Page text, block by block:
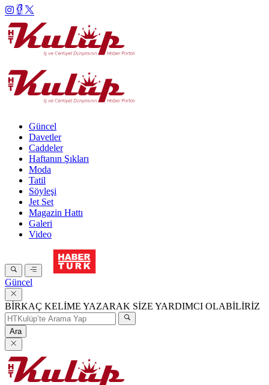
Güncel
Davetler
Caddeler
Haftanın Şıkları
Moda
Tatil
Söyleşi
Jet Set
Magazin Hattı
Galeri
Video
Güncel
BİRKAÇ KELİME YAZARAK SİZE YARDIMCI OLABİLİRİZ
Ara